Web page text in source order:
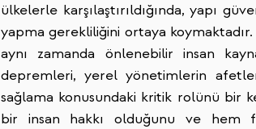
ülkelerle karşılaştırıldığında, yapı
yapma gerekliliğini ortaya
aynı zamanda önlenebilir insan
depremleri, yerel yönetimlerin
sağlama konusundaki kritik rolünü bir
bir insan hakkı olduğunu ve hem